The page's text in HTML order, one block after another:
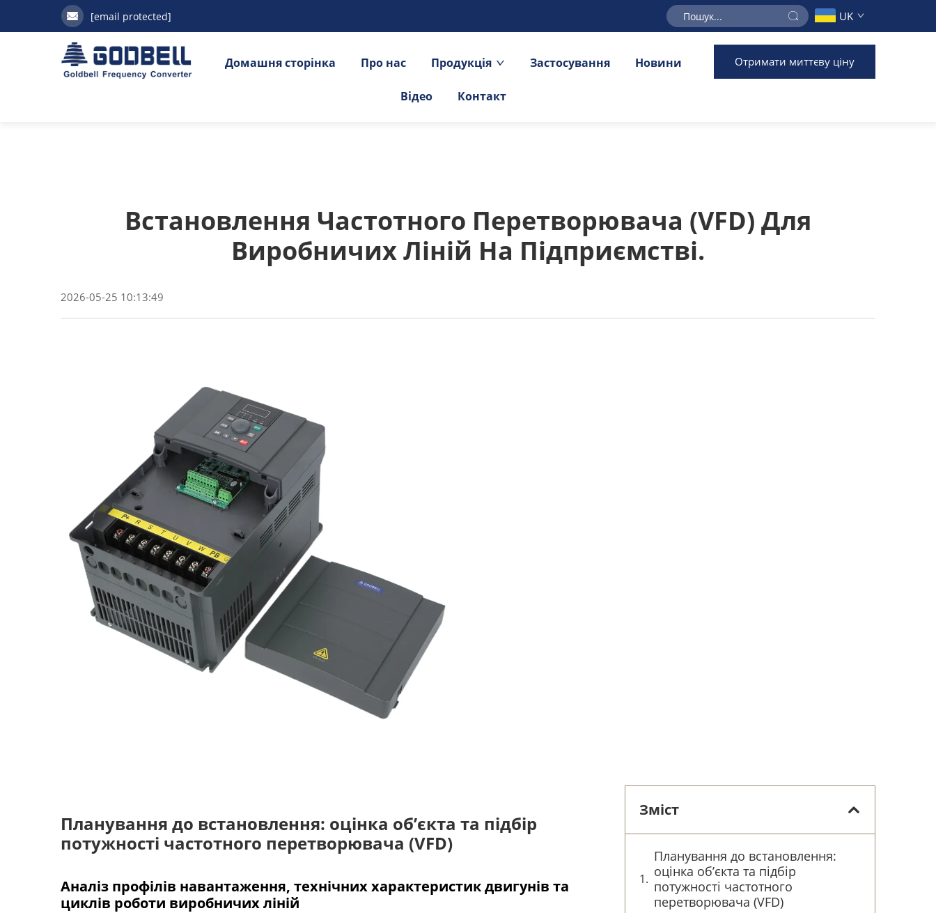
[email protected] UK
Домашня сторінка Про нас Продукція Застосування Новини
Відео Контакт
Отримати миттєву ціну
Встановлення Частотного Перетворювача (VFD) Для
Виробничих Ліній На Підприємстві.
2026-05-25 10:13:49
Планування до встановлення: оцінка об’єкта та підбір
потужності частотного перетворювача (VFD)
Аналіз профілів навантаження, технічних характеристик двигунів та
циклів роботи виробничих ліній
Зміст
Планування до встановлення:
оцінка об’єкта та підбір
потужності частотного
перетворювача (VFD)